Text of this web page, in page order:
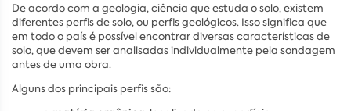
De acordo com a geologia, ciência que estuda o solo, existem
diferentes perfis de solo, ou perfis geológicos. Isso significa que
em todo o país é possível encontrar diversas características de
solo, que devem ser analisadas individualmente pela sondagem
antes de uma obra.
Alguns dos principais perfis são: